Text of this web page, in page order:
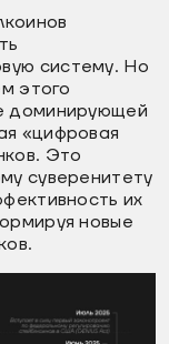
систему. Но
этого
доминирующей
«цифровая
Это
суверенитету
их
новые